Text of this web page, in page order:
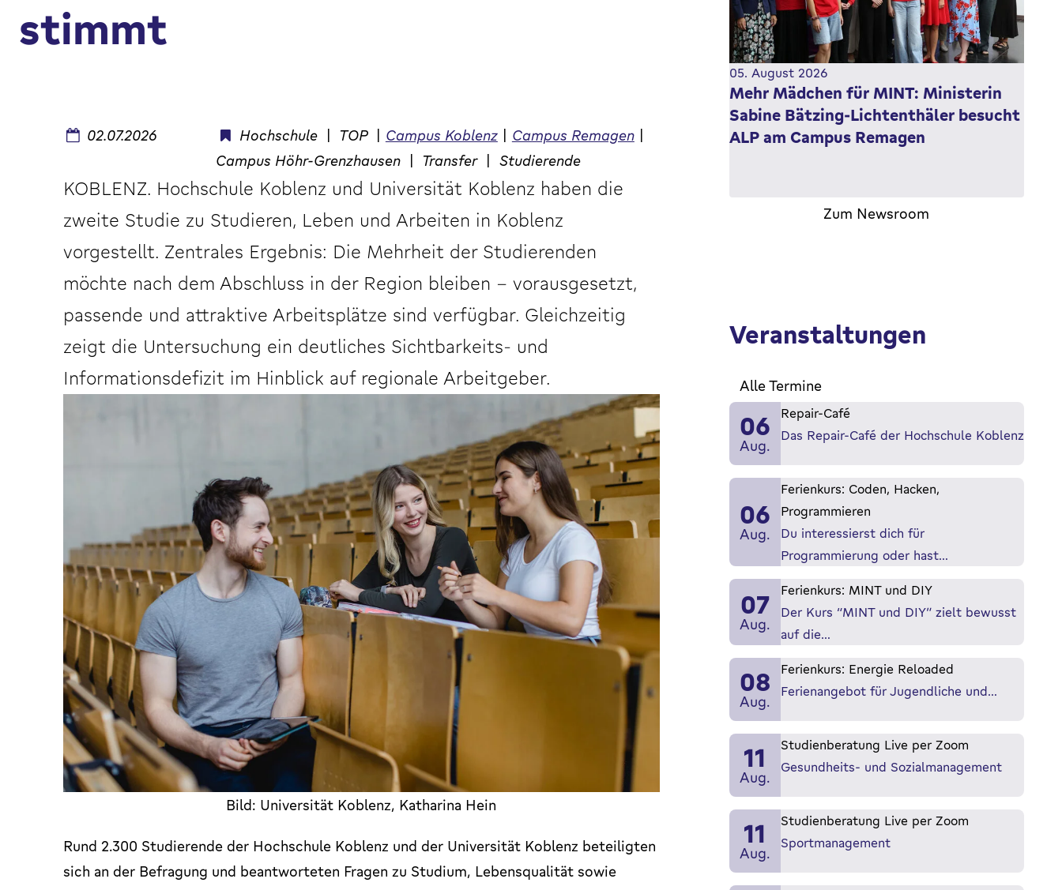
stimmt
02.07.2026 Hochschule | TOP | Campus Koblenz | Campus Remagen |
Campus Höhr-Grenzhausen | Transfer | Studierende
KOBLENZ. Hochschule Koblenz und Universität Koblenz haben die
zweite Studie zu Studieren, Leben und Arbeiten in Koblenz
vorgestellt. Zentrales Ergebnis: Die Mehrheit der Studierenden
möchte nach dem Abschluss in der Region bleiben – vorausgesetzt,
passende und attraktive Arbeitsplätze sind verfügbar. Gleichzeitig
zeigt die Untersuchung ein deutliches Sichtbarkeits- und
Informationsdefizit im Hinblick auf regionale Arbeitgeber.
Bild: Universität Koblenz, Katharina Hein
Rund 2.300 Studierende der Hochschule Koblenz und der Universität Koblenz beteiligten
sich an der Befragung und beantworteten Fragen zu Studium, Lebensqualität sowie
05. August 2026
Mehr Mädchen für MINT: Ministerin
Sabine Bätzing-Lichtenthäler besucht
ALP am Campus Remagen
Sommerreise der Ministerin für Arbeit, Soziales,
Mehr erfahren
Zum Newsroom
Veranstaltungen
Alle Termine
06
Aug.
Repair-Café
Das Repair-Café der Hochschule Koblenz
06
Aug.
Ferienkurs: Coden, Hacken,
Programmieren
Du interessierst dich für
Programmierung oder hast…
07
Aug.
Ferienkurs: MINT und DIY
Der Kurs “MINT und DIY” zielt bewusst
auf die…
08
Aug.
Ferienkurs: Energie Reloaded
Ferienangebot für Jugendliche und…
11
Aug.
Studienberatung Live per Zoom
Gesundheits- und Sozialmanagement
11
Aug.
Studienberatung Live per Zoom
Sportmanagement